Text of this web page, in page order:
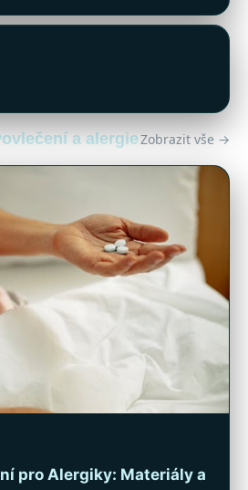
a alergieZobrazit vše →
pro Alergiky: Materiály a